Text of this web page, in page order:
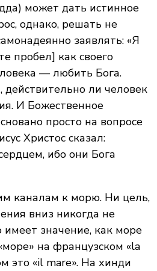
может дать истинное
однако, решать не
заявлять: «Я
пробел] как своего
— любить Бога.
действительно ли человек
И Божественное
просто на вопросе
Христос сказал:
ибо они Бога
каналам к морю. Ни цель,
вниз никогда не
имеет значение, как море
на французском «la
это «il mare». На хинди